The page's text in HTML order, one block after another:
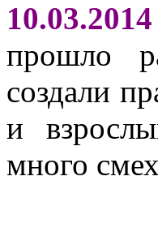
прошло
создали
и
много